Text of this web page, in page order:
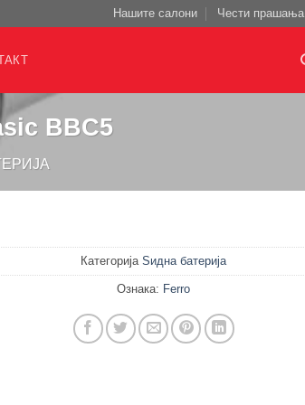
Нашите салони Чести прашања
BBC5
Категорија Ѕидна батерија
Ознака: Ferro